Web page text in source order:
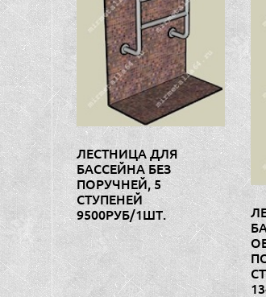
ЛЕСТНИЦА ДЛЯ
БАССЕЙНА БЕЗ
ПОРУЧНЕЙ, 5
СТУПЕНЕЙ
9500РУБ/1ШТ.